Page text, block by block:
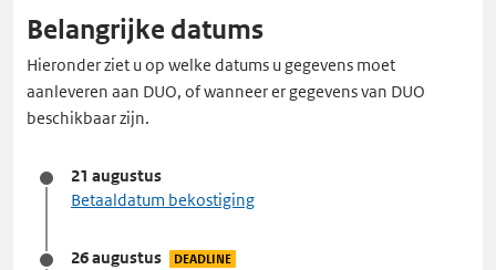
Belangrijke datums
Hieronder ziet u op welke datums u gegevens moet
aanleveren aan DUO, of wanneer er gegevens van DUO
beschikbaar zijn.
21 augustus
Betaaldatum bekostiging
26 augustus DEADLINE